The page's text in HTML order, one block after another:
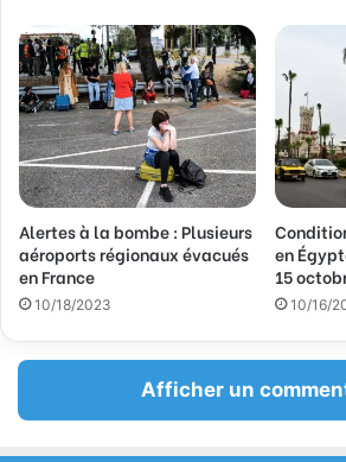
l
Alertes à la bombe : Plusieurs
aéroports régionaux évacués
en France
10/18/2023
en
15
10/16/
Afficher un